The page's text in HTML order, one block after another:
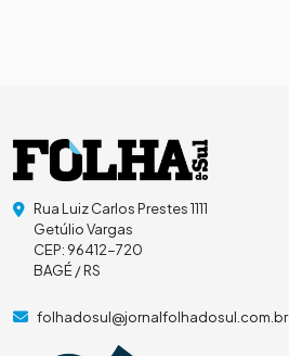
Rua Luiz Carlos Prestes 1111
Getúlio Vargas
CEP: 96412-720
BAGÉ / RS
folhadosul@jornalfolhadosul.com.br